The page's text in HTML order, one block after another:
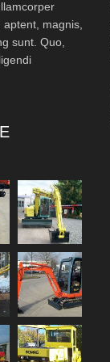
magnis,
sunt. Quo,